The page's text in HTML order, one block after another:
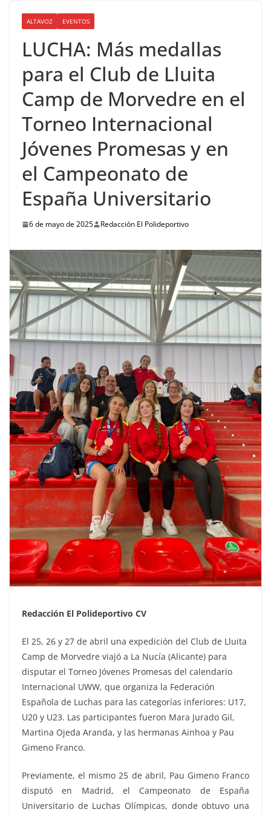
ALTAVOZ EVENTOS
LUCHA: Más medallas
para el Club de Lluita
Camp de Morvedre en el
Torneo Internacional
Jóvenes Promesas y en
el Campeonato de
España Universitario
6 de mayo de 2025 Redacción El Polideportivo
Redacción El Polideportivo CV
El 25, 26 y 27 de abril una expedición del Club de Lluita
Camp de Morvedre viajó a La Nucía (Alicante) para
disputar el Torneo Jóvenes Promesas del calendario
Internacional UWW, que organiza la Federación
Española de Luchas para las categorías inferiores: U17,
U20 y U23. Las participantes fueron Mara Jurado Gil,
Martina Ojeda Aranda, y las hermanas Ainhoa y Pau
Gimeno Franco.
Previamente, el mismo 25 de abril, Pau Gimeno Franco
disputó en Madrid, el Campeonato de España
Universitario de Luchas Olímpicas, donde obtuvo una